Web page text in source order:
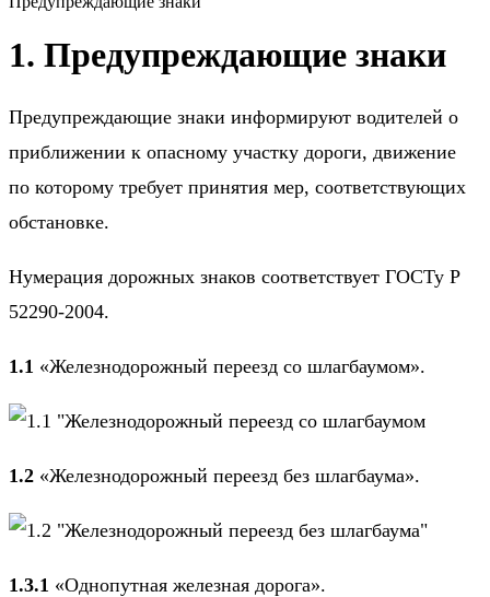
1. Предупреждающие знаки
Предупреждающие знаки информируют водителей о
приближении к опасному участку дороги, движение
по которому требует принятия мер, соответствующих
обстановке.
Нумерация дорожных знаков соответствует ГОСТу Р
52290-2004.
1.1 «Железнодорожный переезд со шлагбаумом».
1.2 «Железнодорожный переезд без шлагбаума».
1.3.1 «Однопутная железная дорога».